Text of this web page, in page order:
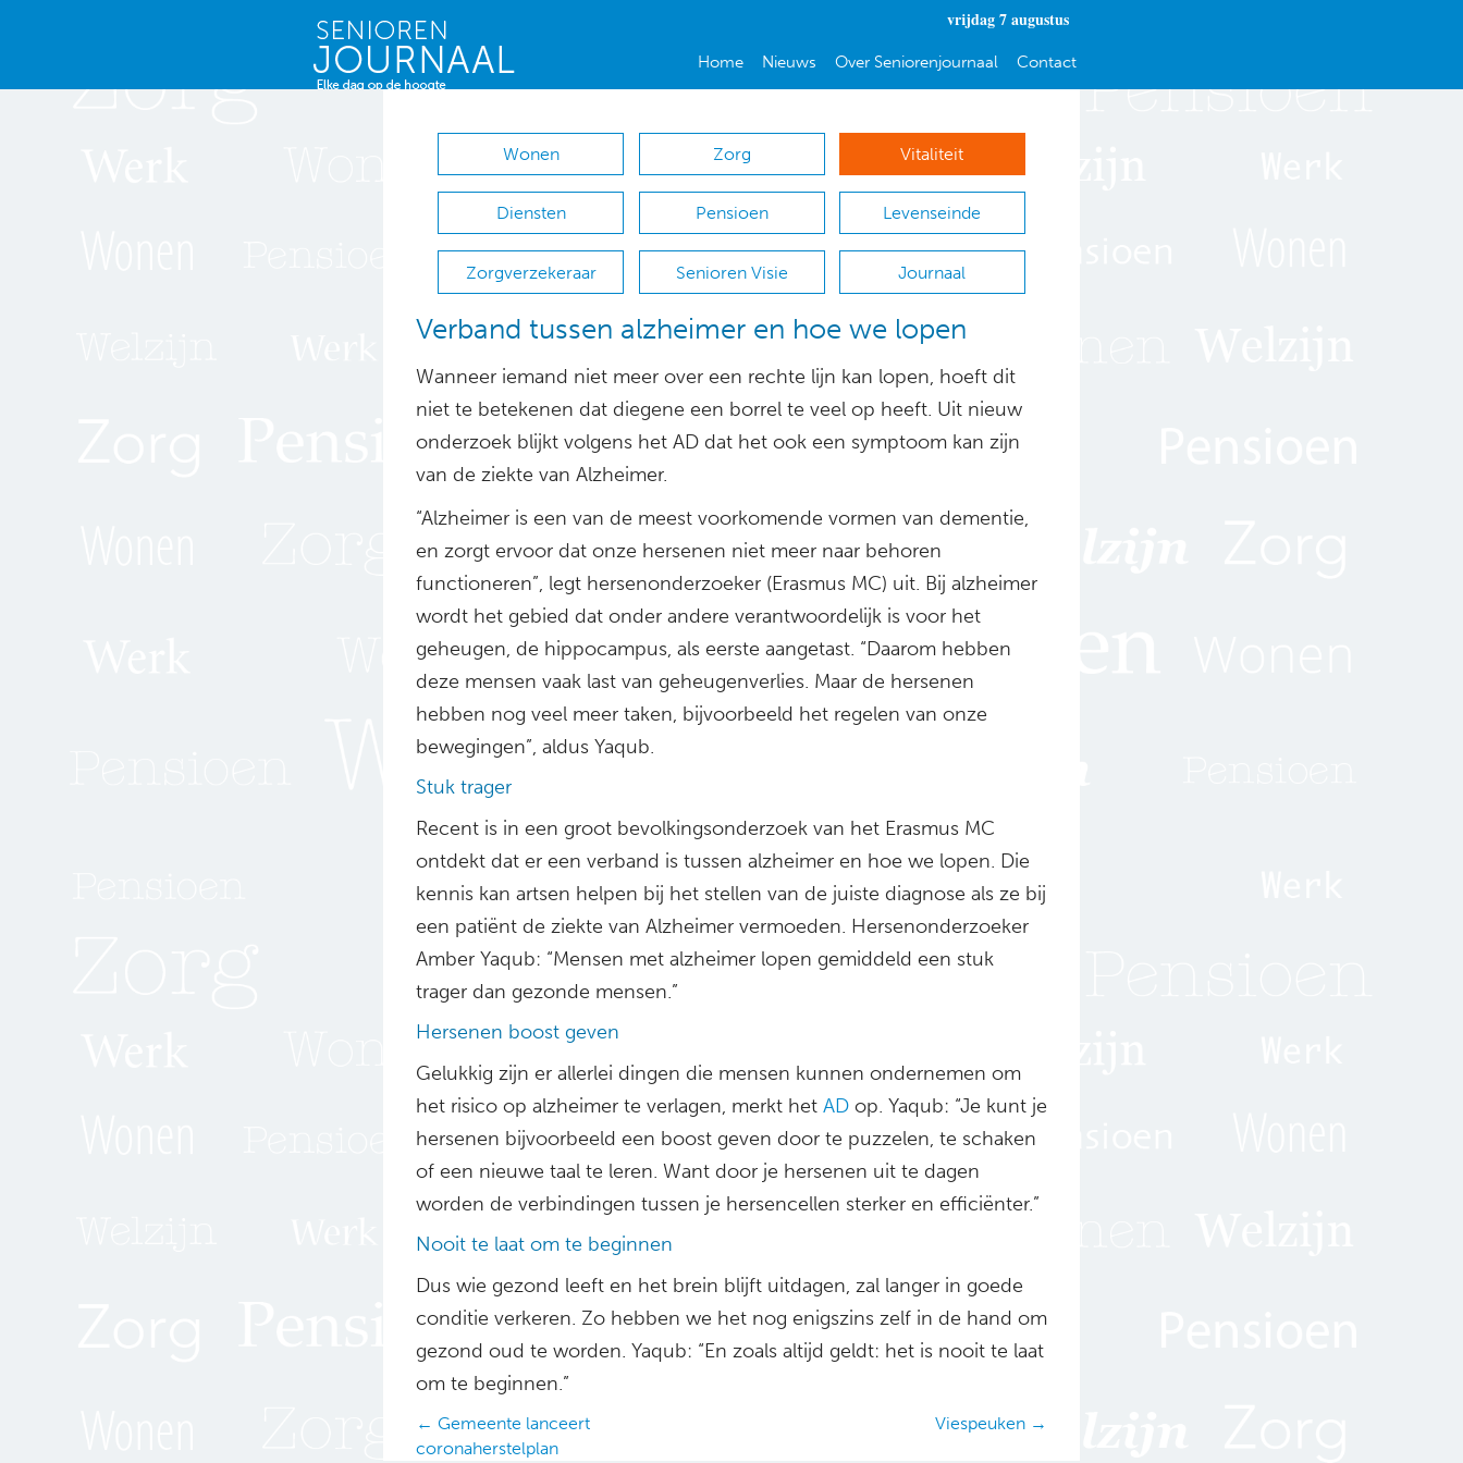
vrijdag 7 augustus
Home Nieuws Over Seniorenjournaal Contact
Wonen Zorg Vitaliteit
Diensten Pensioen Levenseinde
Zorgverzekeraar Senioren Visie Journaal
Verband tussen alzheimer en hoe we lopen
Wanneer iemand niet meer over een rechte lijn kan lopen, hoeft dit
niet te betekenen dat diegene een borrel te veel op heeft. Uit nieuw
onderzoek blijkt volgens het AD dat het ook een symptoom kan zijn
van de ziekte van Alzheimer.
“Alzheimer is een van de meest voorkomende vormen van dementie,
en zorgt ervoor dat onze hersenen niet meer naar behoren
functioneren”, legt hersenonderzoeker (Erasmus MC) uit. Bij alzheimer
wordt het gebied dat onder andere verantwoordelijk is voor het
geheugen, de hippocampus, als eerste aangetast. “Daarom hebben
deze mensen vaak last van geheugenverlies. Maar de hersenen
hebben nog veel meer taken, bijvoorbeeld het regelen van onze
bewegingen”, aldus Yaqub.
Stuk trager
Recent is in een groot bevolkingsonderzoek van het Erasmus MC
ontdekt dat er een verband is tussen alzheimer en hoe we lopen. Die
kennis kan artsen helpen bij het stellen van de juiste diagnose als ze bij
een patiënt de ziekte van Alzheimer vermoeden. Hersenonderzoeker
Amber Yaqub: “Mensen met alzheimer lopen gemiddeld een stuk
trager dan gezonde mensen.”
Hersenen boost geven
Gelukkig zijn er allerlei dingen die mensen kunnen ondernemen om
het risico op alzheimer te verlagen, merkt het AD op. Yaqub: “Je kunt je
hersenen bijvoorbeeld een boost geven door te puzzelen, te schaken
of een nieuwe taal te leren. Want door je hersenen uit te dagen
worden de verbindingen tussen je hersencellen sterker en efficiënter.”
Nooit te laat om te beginnen
Dus wie gezond leeft en het brein blijft uitdagen, zal langer in goede
conditie verkeren. Zo hebben we het nog enigszins zelf in de hand om
gezond oud te worden. Yaqub: “En zoals altijd geldt: het is nooit te laat
om te beginnen.”
Posts
← Gemeente lanceert
coronaherstelplan
Viespeuken →